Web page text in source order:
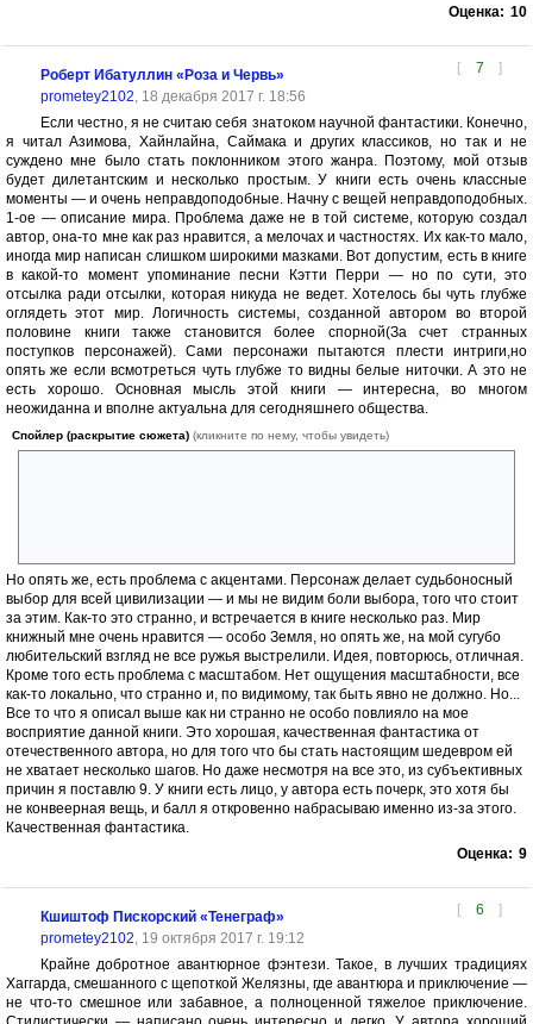
Оценка: 10
[ 7 ]
Роберт Ибатуллин «Роза и Червь»
prometey2102, 18 декабря 2017 г. 18:56
Если честно, я не считаю себя знатоком научной фантастики. Конечно,
я читал Азимова, Хайнлайна, Саймака и других классиков, но так и не
суждено мне было стать поклонником этого жанра. Поэтому, мой отзыв
будет дилетантским и несколько простым. У книги есть очень классные
моменты — и очень неправдоподобные. Начну с вещей неправдоподобных.
1-ое — описание мира. Проблема даже не в той системе, которую создал
автор, она-то мне как раз нравится, а мелочах и частностях. Их как-то мало,
иногда мир написан слишком широкими мазками. Вот допустим, есть в книге
в какой-то момент упоминание песни Кэтти Перри — но по сути, это
отсылка ради отсылки, которая никуда не ведет. Хотелось бы чуть глубже
оглядеть этот мир. Логичность системы, созданной автором во второй
половине книги также становится более спорной(За счет странных
поступков персонажей). Сами персонажи пытаются плести интриги,но
опять же если всмотреться чуть глубже то видны белые ниточки. А это не
есть хорошо. Основная мысль этой книги — интересна, во многом
неожиданна и вполне актуальна для сегодняшнего общества.
Спойлер (раскрытие сюжета) (кликните по нему, чтобы увидеть)
Но опять же, есть проблема с акцентами. Персонаж делает судьбоносный
выбор для всей цивилизации — и мы не видим боли выбора, того что стоит
за этим. Как-то это странно, и встречается в книге несколько раз. Мир
книжный мне очень нравится — особо Земля, но опять же, на мой сугубо
любительский взгляд не все ружья выстрелили. Идея, повторюсь, отличная.
Кроме того есть проблема с масштабом. Нет ощущения масштабности, все
как-то локально, что странно и, по видимому, так быть явно не должно. Но...
Все то что я описал выше как ни странно не особо повлияло на мое
восприятие данной книги. Это хорошая, качественная фантастика от
отечественного автора, но для того что бы стать настоящим шедевром ей
не хватает несколько шагов. Но даже несмотря на все это, из субъективных
причин я поставлю 9. У книги есть лицо, у автора есть почерк, это хотя бы
не конвеерная вещь, и балл я откровенно набрасываю именно из-за этого.
Качественная фантастика.
Оценка: 9
[ 6 ]
Кшиштоф Пискорский «Тенеграф»
prometey2102, 19 октября 2017 г. 19:12
Крайне добротное авантюрное фэнтези. Такое, в лучших традициях
Хаггарда, смешанного с щепоткой Желязны, где авантюра и приключение —
не что-то смешное или забавное, а полноценной тяжелое приключение.